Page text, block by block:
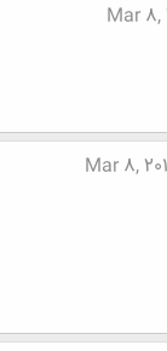
Mar 8,
Mar 8,